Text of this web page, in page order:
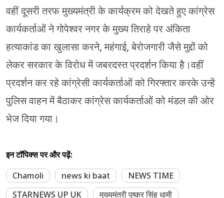
वहीं दूसरी तरफ मुख्यमंत्री के कार्यक्रम को देखते हुए कांग्रेस
कार्यकर्ताओं ने गोपेश्वर नगर के मुख्य तिराहे पर अंकिता
हत्याकांड का खुलासा करने, महंगाई, बेरोजगारी जैसे मुद्दों को
लेकर सरकार के विरोध में जबरदस्त प्रदर्शन किया है।वहीं
प्रदर्शन कर रहे कांग्रेसी कार्यकर्ताओं को गिरफ्तार करके उन्हें
पुलिस वाहन में बैठाकर कांग्रेस कार्यकर्ताओं को मंडल की ओर
भेज दिया गया।
इन टॉपिक्स पर और पढ़ें:
Chamoli
news ki baat
NEWS TIME
STARNEWS UP UK
मुख्यमंत्री पुष्कर सिंह धामी